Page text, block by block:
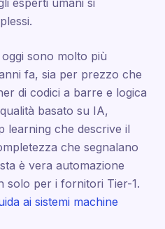
esperti umani si
sono molto più
fa, sia per prezzo che
di codici a barre e logica
basato su IA,
learning che descrive il
che segnalano
è vera automazione
solo per i fornitori Tier-1.
ai sistemi machine